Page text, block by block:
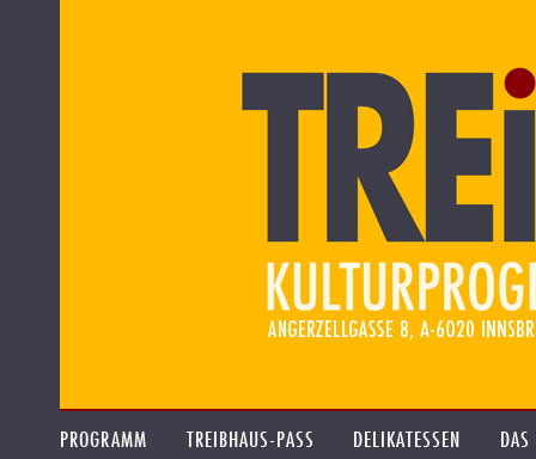
PROGRAMM TREIBHAUS-PASS DELIKATESSEN